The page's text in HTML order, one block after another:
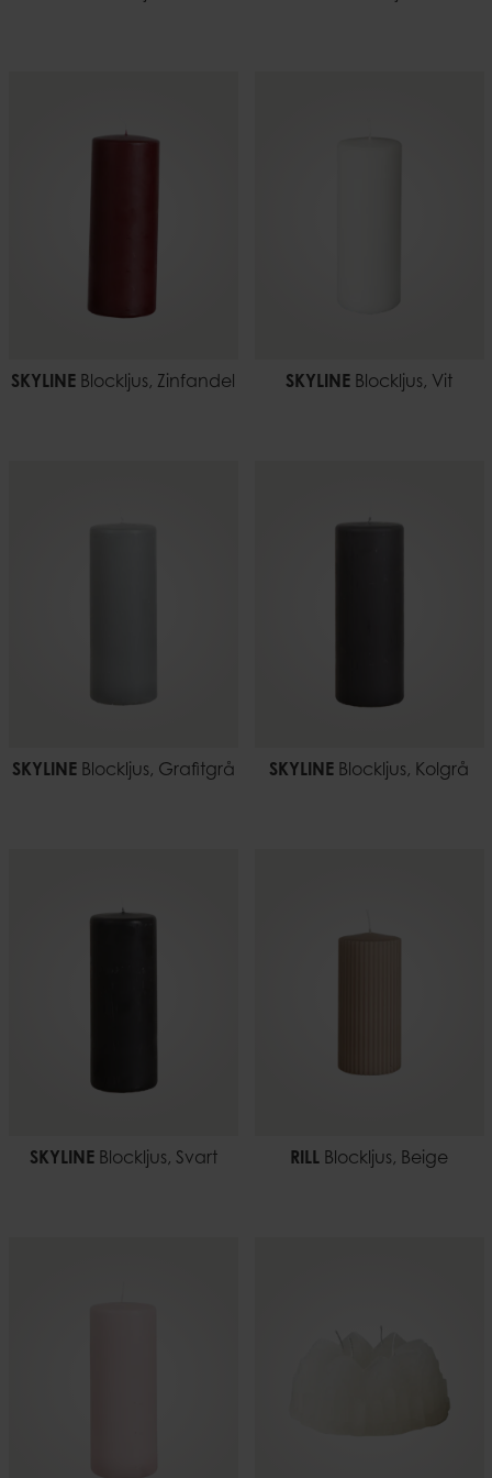
SKYLINE Blockljus, Zinfandel SKYLINE Blockljus, Vit
SKYLINEBlockljus, Grafitgrå SKYLINE Blockljus, Kolgrå
SKYLINEBlockljus, Svart RILL Blockljus, Beige